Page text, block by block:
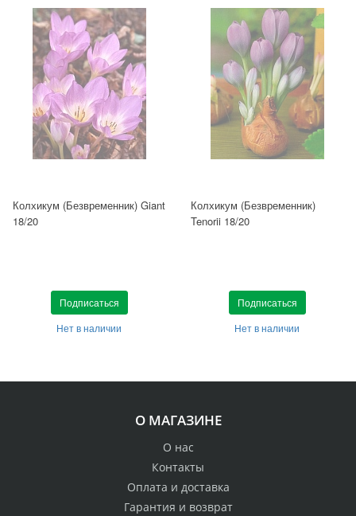
Колхикум (Безвременник) Giant
18/20
Подписаться
Нет в наличии
Колхикум (Безвременник)
Tenorii 18/20
Подписаться
Нет в наличии
О МАГАЗИНЕ
О нас
Контакты
Оплата и доставка
Гарантия и возврат